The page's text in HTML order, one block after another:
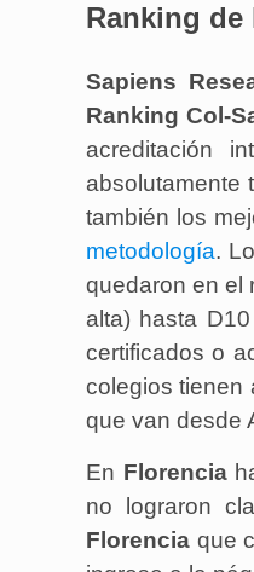
Ranking de
Sapiens
Ranking Col-
acreditación
absolutamente
también los
metodología.
quedaron en el
alta) hasta
certificados o
colegios tienen
que van desde
En Florencia
no lograron
Florencia que